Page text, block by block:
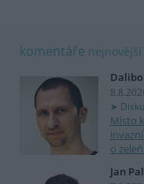
komentáře nejnovější
Místo
o
Jan